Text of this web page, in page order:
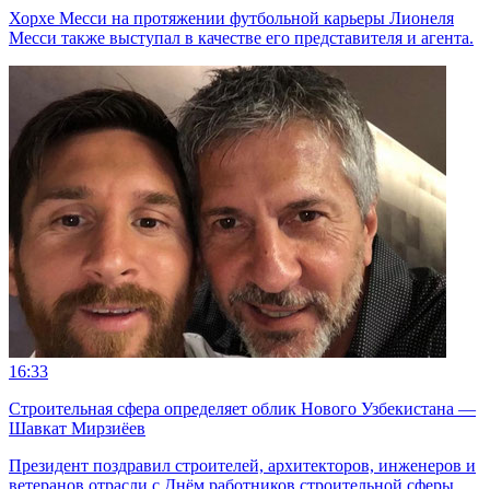
Хорхе Месси на протяжении футбольной карьеры Лионеля
Месси также выступал в качестве его представителя и агента.
16:33
Строительная сфера определяет облик Нового Узбекистана —
Шавкат Мирзиёев
Президент поздравил строителей, архитекторов, инженеров и
ветеранов отрасли с Днём работников строительной сферы.